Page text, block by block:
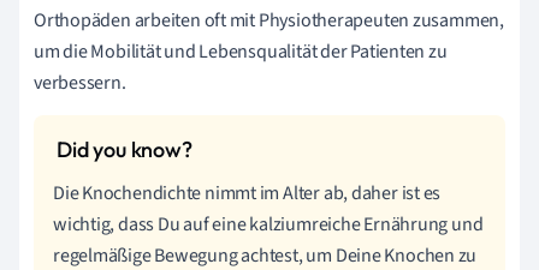
Orthopäden arbeiten oft mit Physiotherapeuten zusammen,
um die Mobilität und Lebensqualität der Patienten zu
verbessern.
Die Knochendichte nimmt im Alter ab, daher ist es
wichtig, dass Du auf eine kalziumreiche Ernährung und
regelmäßige Bewegung achtest, um Deine Knochen zu